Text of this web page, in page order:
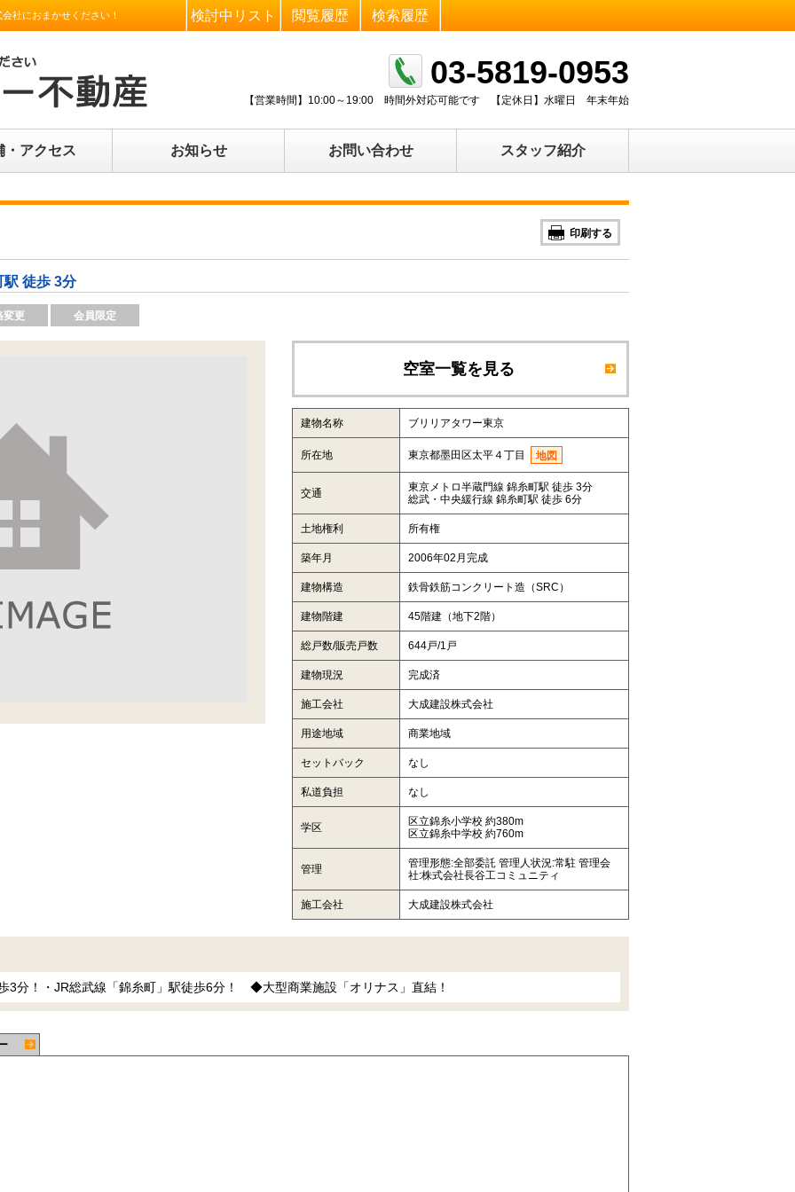
社におまかせください！ 検討中リスト 閲覧履歴 検索履歴
03-5819-0953
【営業時間】 10:00～19:00 時間外対応可能です 【定休日】 水曜日 年末年始
・アクセス お知らせ お問い合わせ スタッフ紹介
印刷する
駅 徒歩 3分
変更 会員限定
空室一覧を見る
建物名称 ブリリアタワー東京
所在地 東京都墨田区太平４丁目 地図
交通
東京メトロ半蔵門線 錦糸町駅 徒歩 3分
総武・中央緩行線 錦糸町駅 徒歩 6分
土地権利 所有権
築年月 2006年02月完成
建物構造 鉄骨鉄筋コンクリート造（SRC）
建物階建 45階建（地下2階）
総戸数/販売戸数 644戸/1戸
建物現況 完成済
施工会社 大成建設株式会社
用途地域 商業地域
セットバック なし
私道負担 なし
学区
区立錦糸小学校 約380m
区立錦糸中学校 約760m
管理
管理形態:全部委託 管理人状況:常駐 管理会
社:株式会社長谷工コミュニティ
施工会社 大成建設株式会社
3分！・JR総武線「錦糸町」駅徒歩6分！ ◆大型商業施設「オリナス」直結！